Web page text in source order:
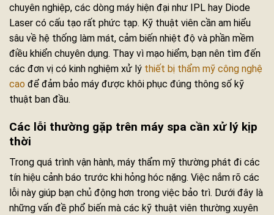
chuyên nghiệp, các dòng máy hiện đại như IPL hay Diode
Laser có cấu tạo rất phức tạp. Kỹ thuật viên cần am hiểu
sâu về hệ thống làm mát, cảm biến nhiệt độ và phần mềm
điều khiển chuyên dụng. Thay vì mạo hiểm, bạn nên tìm đến
các đơn vị có kinh nghiệm xử lý thiết bị thẩm mỹ công nghệ
cao để đảm bảo máy được khôi phục đúng thông số kỹ
thuật ban đầu.
Các lỗi thường gặp trên máy spa cần xử lý kịp
thời
Trong quá trình vận hành, máy thẩm mỹ thường phát đi các
tín hiệu cảnh báo trước khi hỏng hóc nặng. Việc nắm rõ các
lỗi này giúp bạn chủ động hơn trong việc bảo trì. Dưới đây là
những vấn đề phổ biến mà các kỹ thuật viên thường xuyên